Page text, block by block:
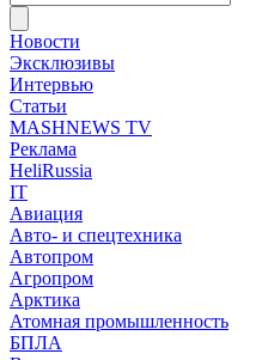
Новости
Эксклюзивы
Интервью
Статьи
MASHNEWS TV
Реклама
HeliRussia
IT
Авиация
Авто- и спецтехника
Автопром
Агропром
Арктика
Атомная промышленность
БПЛА